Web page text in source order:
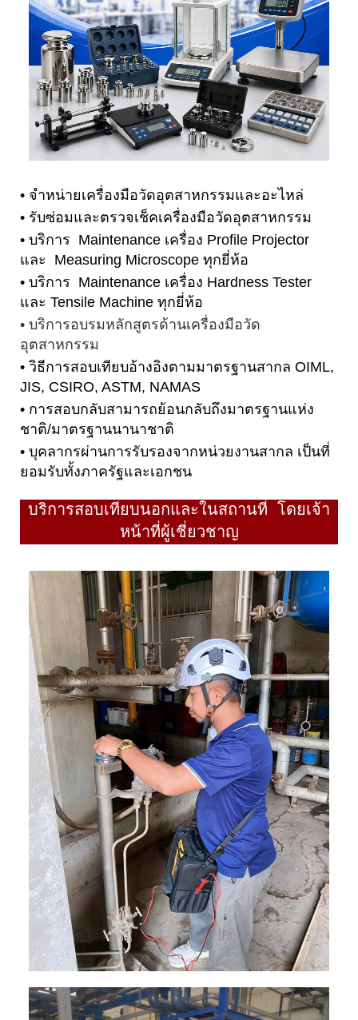
• จำหน่ายเครื่องมือวัดอุตสาหกรรมและอะไหล่
• รับซ่อมและตรวจเช็คเครื่องมือวัดอุตสาหกรรม
• บริการ Maintenance เครื่อง Profile Projector
และ Measuring Microscope ทุกยี่ห้อ
• บริการ Maintenance เครื่อง Hardness Tester
และ Tensile Machine ทุกยี่ห้อ
• บริการอบรมหลักสูตรด้านเครื่องมือวัด
อุตสาหกรรม
• วิธีการสอบเทียบอ้างอิงตามมาตรฐานสากล OIML,
JIS, CSIRO, ASTM, NAMAS
• การสอบกลับสามารถย้อนกลับถึงมาตรฐานแห่ง
ชาติ/มาตรฐานนานาชาติ
• บุคลากรผ่านการรับรองจากหน่วยงานสากล เป็นที่
ยอมรับทั้งภาครัฐและเอกชน
บริการสอบเทียบนอกและในสถานที่ โดยเจ้า
หน้าที่ผู้เชี่ยวชาญ